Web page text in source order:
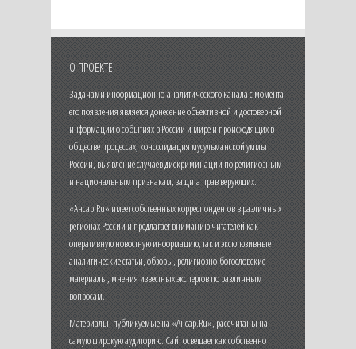
О ПРОЕКТЕ
Задачами информационно-аналитического канала с момента
его появления является донесение объективной и достоверной
информации о событиях в России и мире и происходящих в
обществе процессах, консолидация мусульманской уммы
России, выявление случаев дискриминации по религиозным
и национальным признакам, защита прав верующих.
«Ансар.Ru» имеет собственных корреспондентов в различных
регионах России и предлагает вниманию читателей как
оперативную новостную информацию, так и эксклюзивные
аналитические статьи, обзоры, религиозно-богословские
материалы, мнения известных экспертов по различным
вопросам.
Материалы, публикуемые на «Ансар.Ru», рассчитаны на
самую широкую аудиторию. Сайт освещает как собственно